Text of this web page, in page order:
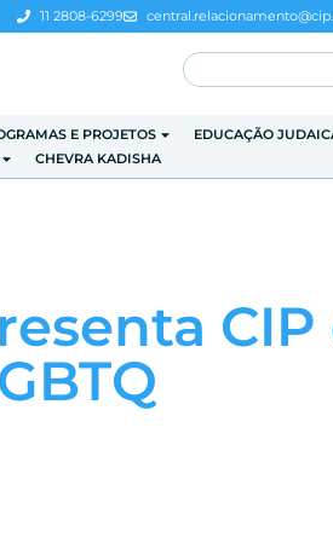
11 2808-6299
E PROJETOS EDUCAÇÃO
CHEVRA KADISHA